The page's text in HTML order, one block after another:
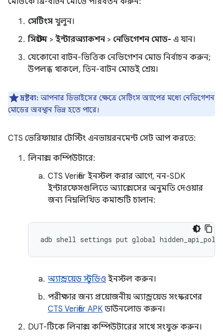
সেটিংস খুলুন।
সিস্টেম > ইন্টারঅ্যাকশন > নেভিগেশন মোড- এ যান।
যেকোনো বাটন-ভিত্তিক নেভিগেশন মোড নির্বাচন করুন;
উপলব্ধ থাকলে, তিন-বাটন মোডই শ্রেয়।
দ্রষ্টব্য: আপনার ডিভাইসের ক্ষেত্রে সেটিংস অ্যাপের মধ্যে নেভিগেশন
মোডের অবস্থান ভিন্ন হতে পারে।
CTS ভেরিফায়ার টেস্টিং এনভায়রনমেন্ট সেট আপ করতে:
লিনাক্স কম্পিউটারে:
CTS Verifier ইনস্টল করার আগে, নন-SDK
ইন্টারফেসগুলিতে অ্যাক্সেসের অনুমতি দেওয়ার
জন্য নিম্নলিখিত কমান্ডটি চালান:
অ্যান্ড্রয়েড স্টুডিও ইনস্টল করুন।
পরীক্ষার জন্য প্রয়োজনীয় অ্যান্ড্রয়েড সংস্করণের
CTS Verifier APK ডাউনলোড করুন।
DUT-টিকে লিনাক্স কম্পিউটারের সাথে সংযুক্ত করুন।